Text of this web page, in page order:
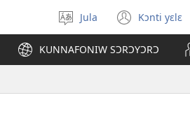
Kaan
dɔ
sugandi
Jula Kɔnti yɛlɛ
(ouvre
une
nouvelle
fenêtre)
KUNNAFONIW SƆRƆYƆRƆ